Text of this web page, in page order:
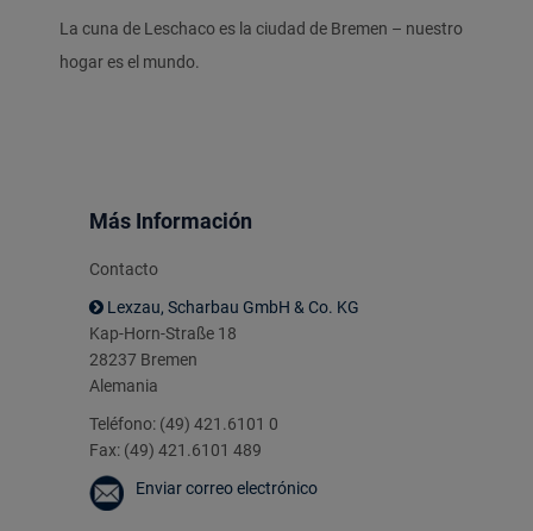
La cuna de Leschaco es la ciudad de Bremen – nuestro
hogar es el mundo.
Más Información
Contacto
Lexzau, Scharbau GmbH & Co. KG
Kap-Horn-Straße 18
28237 Bremen
Alemania
Teléfono: (49) 421.6101 0
Fax: (49) 421.6101 489
Enviar correo electrónico